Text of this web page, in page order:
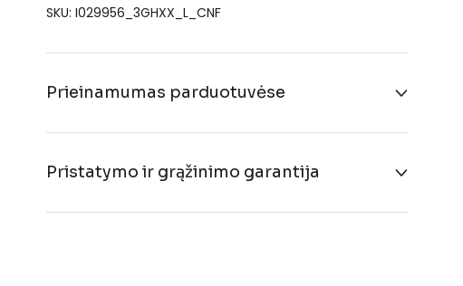
SKU: I029956_3GHXX_L_CNF
Prieinamumas parduotuvėse
Pristatymo ir grąžinimo garantija